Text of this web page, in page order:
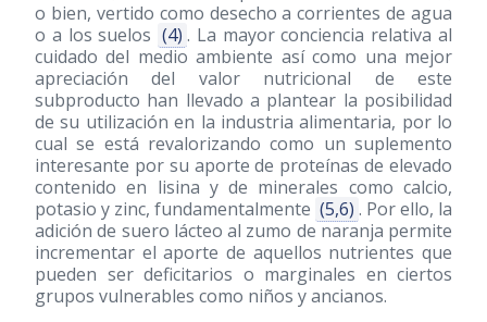
o bien, vertido como desecho a corrientes de agua
o a los suelos (4) . La mayor conciencia relativa al
cuidado del medio ambiente así como una mejor
apreciación del valor nutricional de este
subproducto han llevado a plantear la posibilidad
de su utilización en la industria alimentaria, por lo
cual se está revalorizando como un suplemento
interesante por su aporte de proteínas de elevado
contenido en lisina y de minerales como calcio,
potasio y zinc, fundamentalmente (5,6) . Por ello, la
adición de suero lácteo al zumo de naranja permite
incrementar el aporte de aquellos nutrientes que
pueden ser deficitarios o marginales en ciertos
grupos vulnerables como niños y ancianos.